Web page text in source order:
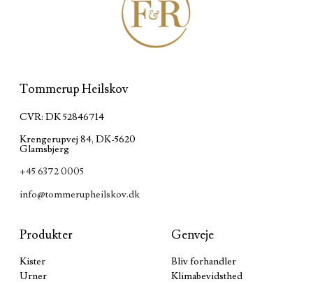
Tommerup Heilskov
CVR: DK 52846714
Krengerupvej 84, DK-5620
Glamsbjerg
+45 6372 0005
info@tommerupheilskov.dk
Produkter
Kister
Urner
Genveje
Bliv forhandler
Klimabevidsthed